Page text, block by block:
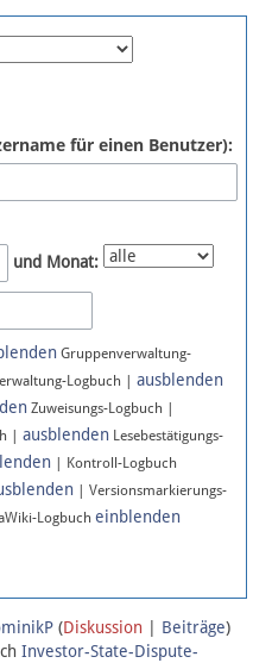
für einen Benutzer):
und Monat:
Gruppenverwaltung-
Logbuch | ausblenden
Zuweisungs-Logbuch |
| ausblenden Lesebestätigungs-
| Kontroll-Logbuch
| Versionsmarkierungs-
Logbuch einblenden
(Diskussion Beiträge)
Investor-State-Dispute-